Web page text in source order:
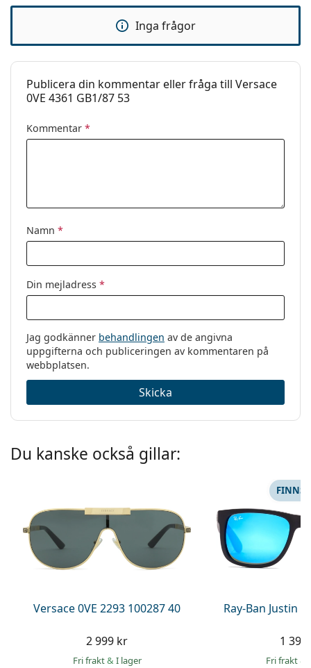
Varumärke:
Versace
Enligt mode
Recept finns:
Inga frågor
Publicera din kommentar eller fråga till Versace
0VE 4361 GB1/87 53
Kommentar *
Namn *
Din mejladress *
Jag godkänner behandlingen av de angivna
uppgifterna och publiceringen av kommentaren på
webbplatsen.
Skicka
Du kanske också gillar:
Versace 0VE 2293 100287 40
2 999 kr
Fri frakt& I lager
Ray-Ban Justin
FINNS
1
Fri frakt&